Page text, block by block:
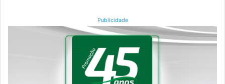
Publicidade